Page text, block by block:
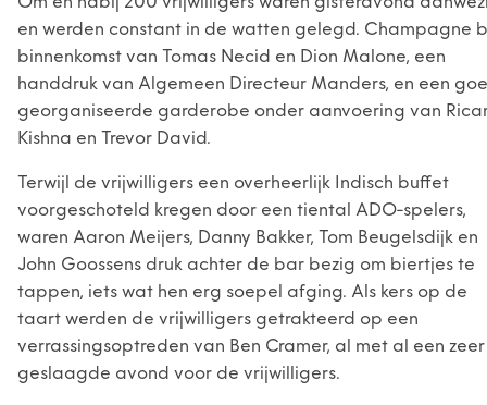
en werden constant in de watten gelegd. Champagne
binnenkomst van Tomas Necid en Dion Malone, een
handdruk van Algemeen Directeur Manders, en een
georganiseerde garderobe onder aanvoering van
Kishna en Trevor David.
Terwijl de vrijwilligers een overheerlijk Indisch buffet
voorgeschoteld kregen door een tiental ADO-spelers,
waren Aaron Meijers, Danny Bakker, Tom Beugelsdijk en
John Goossens druk achter de bar bezig om biertjes te
tappen, iets wat hen erg soepel afging. Als kers op de
taart werden de vrijwilligers getrakteerd op een
verrassingsoptreden van Ben Cramer, al met al een zeer
geslaagde avond voor de vrijwilligers.